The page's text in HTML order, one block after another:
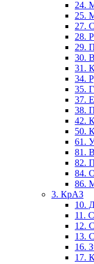
24.
25.
27.
28.
29.
30.
31.
34.
35.
37.
38.
42.
50.
61.
81.
82.
84.
86.
3. КрАЗ
10.
11.
12.
13.
16.
17.